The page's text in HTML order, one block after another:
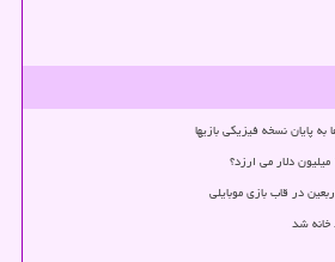
پایان نسخه فیزیکی بازیها
در قاب بازی موبایلی
شد